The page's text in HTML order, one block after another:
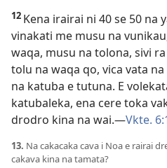
12 Kena irairai ni 40 se 50 na
vinakati me musu na
waqa, musu na tolona, sivi
tolu na waqa qo, vica vata
na katuba e tutuna. E
katubaleka, ena cere toka
drodro kina na wai.—Vkte.
13. Na cakacaka cava i Noa e rairai
cakava kina na tamata?